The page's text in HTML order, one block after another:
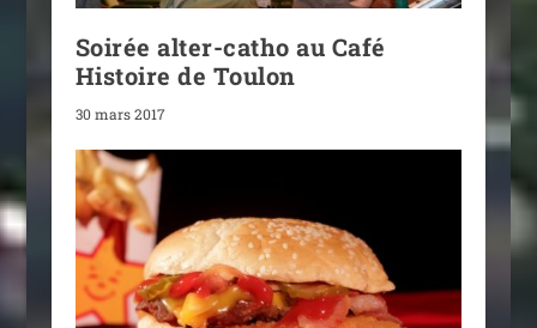
Soirée alter-catho au Café
Histoire de Toulon
30 mars 2017